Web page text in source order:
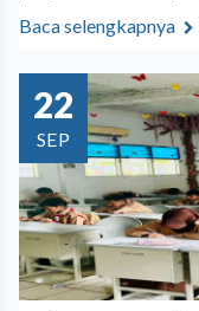
Baca selengkapnya
22
SEP